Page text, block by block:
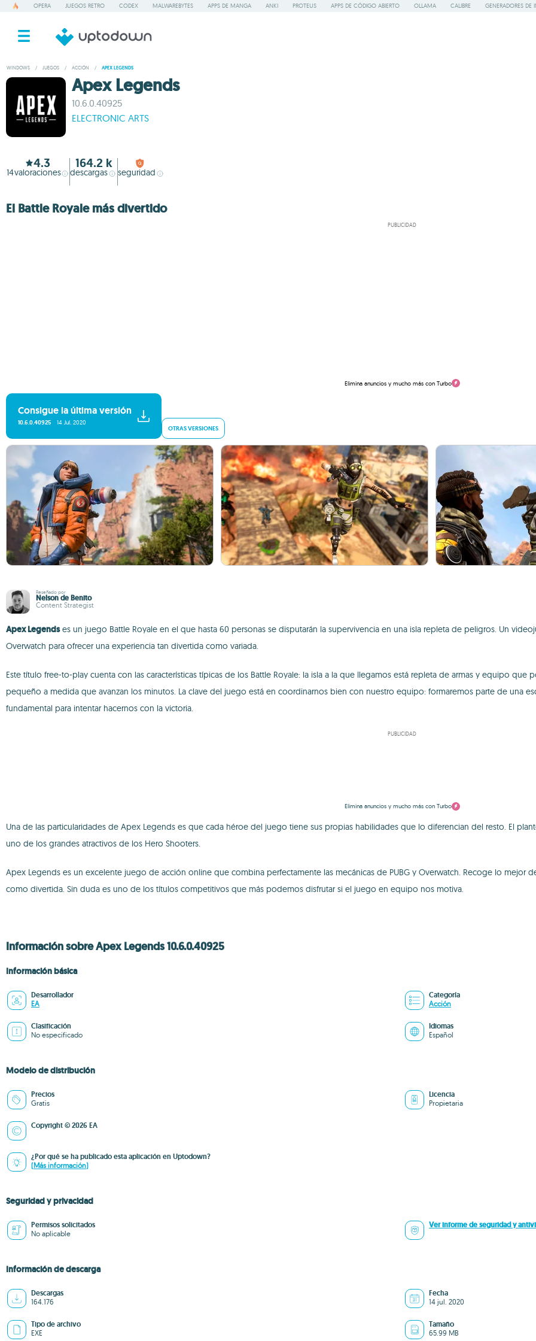
OPERA JUEGOS RETRO CODEX MALWAREBYTES APPS DE MANGA ANKI PROTEUS APPS DE CÓDIGO ABIERTO OLLAMA CALIBRE GENERADORES
WINDOWS / JUEGOS / ACCIÓN / APEX LEGENDS
Apex Legends
10.6.0.40925
ELECTRONIC ARTS
4.3
14valoraciones
164.2 k
descargas seguridad
El Battle Royale más divertido
PUBLICIDAD
Elimina anuncios y mucho más con Turbo
Consigue la última versión
10.6.0.40925 14 Jul. 2020
OTRAS VERSIONES
Reseñado por
Nelson de Benito
Content Strategist
Apex Legendses un juego Battle Royale en el que hasta 60 personas se disputarán la supervivencia en una isla repleta de peligros. Un
Overwatch para ofrecer una experiencia tan divertida como variada.
Este título free-to-play cuenta con las características típicas de los Battle Royale: la isla a la que llegamos está repleta de armas y equipo
pequeño a medida que avanzan los minutos. La clave del juego está en coordinarnos bien con nuestro equipo: formaremos parte de una
fundamental para intentar hacernos con la victoria.
PUBLICIDAD
Elimina anuncios y mucho más con Turbo
Una de las particularidades de Apex Legends es que cada héroe del juego tiene sus propias habilidades que lo diferencian del resto. El
uno de los grandes atractivos de los Hero Shooters.
Apex Legends es un excelente juego de acción online que combina perfectamente las mecánicas de PUBG y Overwatch. Recoge lo mejor
como divertida. Sin duda es uno de los títulos competitivos que más podemos disfrutar si el juego en equipo nos motiva.
Información sobre Apex Legends 10.6.0.40925
Información básica
Desarrollador
EA
Categoría
Acción
Clasificación
No especificado
Idiomas
Español
Modelo de distribución
Precios
Gratis
Licencia
Propietaria
Copyright © 2026 EA
¿Por qué se ha publicado esta aplicación en Uptodown?
(Más información)
Seguridad y privacidad
Permisos solicitados
No aplicable
Ver informe de seguridad y
Información de descarga
Descargas
164.176
Fecha
14 jul. 2020
Tipo de archivo
EXE
Tamaño
65.99 MB